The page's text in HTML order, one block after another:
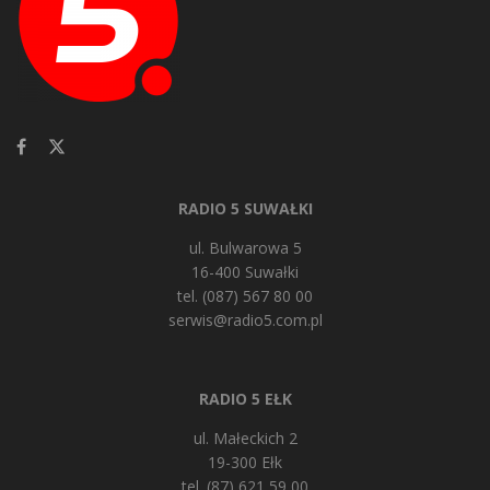
RADIO 5 SUWAŁKI
ul. Bulwarowa 5
16-400 Suwałki
tel. (087) 567 80 00
serwis@radio5.com.pl
RADIO 5 EŁK
ul. Małeckich 2
19-300 Ełk